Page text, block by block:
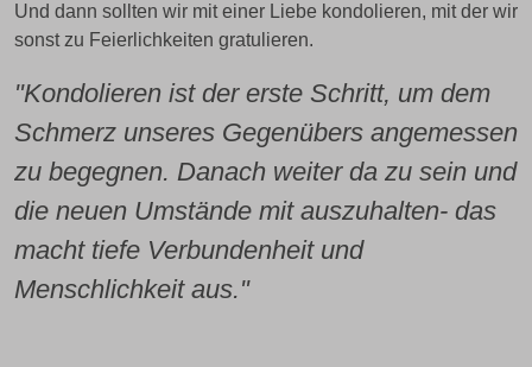
Und dann sollten wir mit einer Liebe kondolieren, mit der wir
sonst zu Feierlichkeiten gratulieren.
"Kondolieren ist der erste Schritt, um dem
Schmerz unseres Gegenübers angemessen
zu begegnen. Danach weiter da zu sein und
die neuen Umstände mit auszuhalten- das
macht tiefe Verbundenheit und
Menschlichkeit aus."